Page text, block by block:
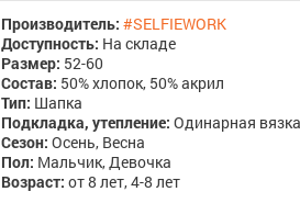
Производитель: #SELFIEWORK
Доступность: На складе
Размер: 52-60
Состав: 50% хлопок, 50% акрил
Тип: Шапка
Подкладка, утепление: Одинарная вязка
Сезон: Осень, Весна
Пол: Мальчик, Девочка
Возраст: от 8 лет, 4-8 лет